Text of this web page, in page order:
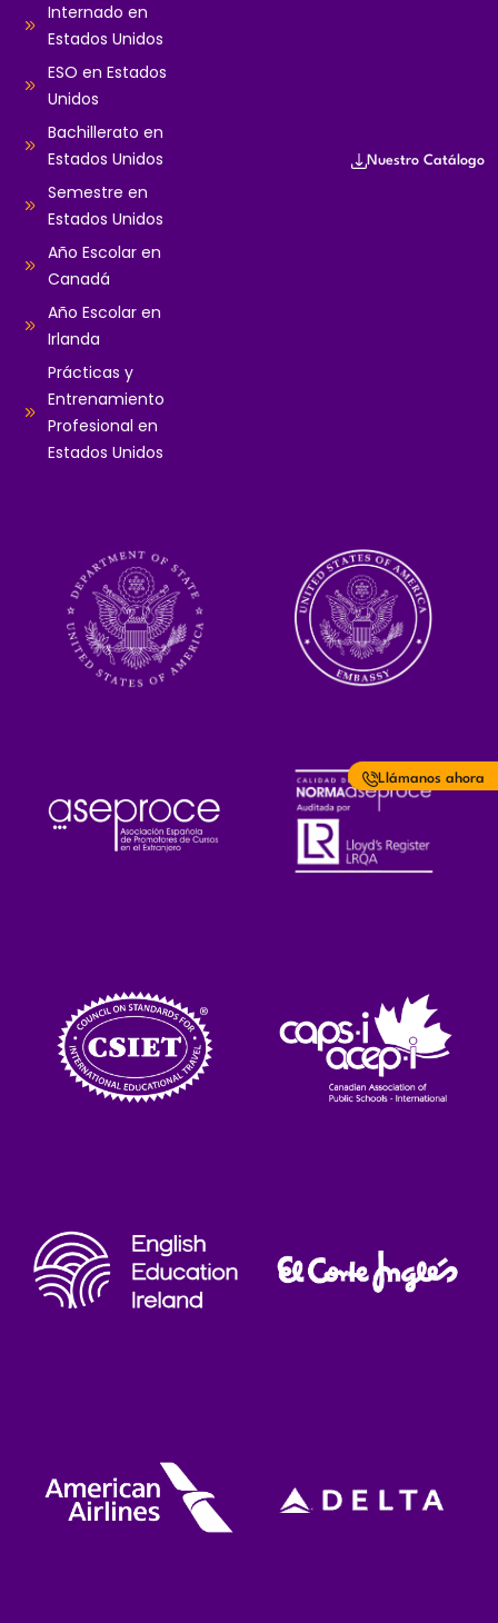
Llámanos ahora
Nuestro Catálogo
Internado en
Estados Unidos
ESO en Estados
Unidos
Bachillerato en
Estados Unidos
Semestre en
Estados Unidos
Año Escolar en
Canadá
Año Escolar en
Irlanda
Prácticas y
Entrenamiento
Profesional en
Estados Unidos